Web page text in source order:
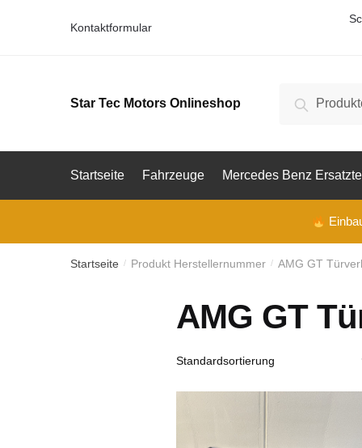
Kontaktformular
Star Tec Motors Onlineshop
nach:
Suche
Startseite Fahrzeuge Mercedes Benz
Startseite / Produkt Herstellernummer / AMG GT
AMG GT